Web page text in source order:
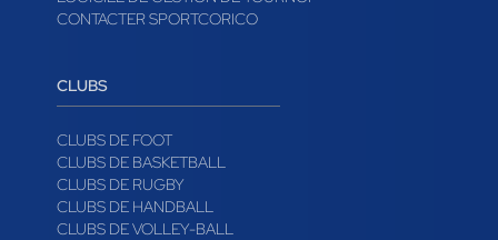
CONTACTER SPORTCORICO
CLUBS
CLUBS DE FOOT
CLUBS DE BASKETBALL
CLUBS DE RUGBY
CLUBS DE HANDBALL
CLUBS DE VOLLEY-BALL